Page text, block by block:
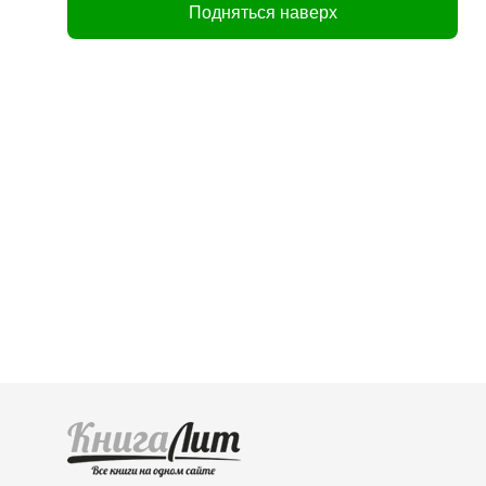
Подняться наверх